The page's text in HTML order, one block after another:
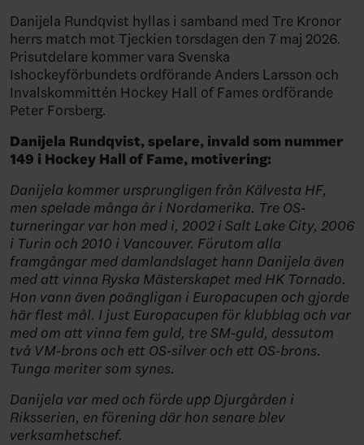
Danijela Rundqvist hyllas i samband med Tre Kronor
herrs match mot Tjeckien torsdagen den 7 maj 2026.
Prisutdelare kommer vara Svenska
Ishockeyförbundets ordförande Anders Larsson och
Invalskommittén Hockey Hall of Fames ordförande
Peter Forsberg.
Danijela Rundqvist, spelare, invald som nummer
149 i Hockey Hall of Fame, motivering:
Danijela kommer ursprungligen från Kälvesta HF,
men spelade många år i Nordamerika. Tre OS-
turneringar var hon med i, 2002 i Salt Lake City, 2006
i Turin och 2010 i Vancouver. Förutom alla
framgångar med damlandslaget hann Danijela även
med att vinna Ryska Mästerskapet med HK Tornado.
Hon vann även poängligan i Europacupen och gjorde
här flest mål. I just Europacupen för klubblag och var
med om att vinna fem guld, tre SM-guld, dessutom
två VM-brons och ett OS-silver och ett OS-brons.
Tunga meriter som synes.
Danijela var med och förde upp Djurgården i
Riksserien, en förening där hon senare blev
verksamhetschef.